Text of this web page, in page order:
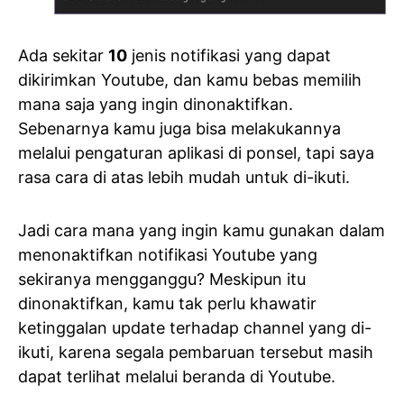
Ada sekitar 10 jenis notifikasi yang dapat
dikirimkan Youtube, dan kamu bebas memilih
mana saja yang ingin dinonaktifkan.
Sebenarnya kamu juga bisa melakukannya
melalui pengaturan aplikasi di ponsel, tapi saya
rasa cara di atas lebih mudah untuk di-ikuti.
Jadi cara mana yang ingin kamu gunakan dalam
menonaktifkan notifikasi Youtube yang
sekiranya mengganggu? Meskipun itu
dinonaktifkan, kamu tak perlu khawatir
ketinggalan update terhadap channel yang di-
ikuti, karena segala pembaruan tersebut masih
dapat terlihat melalui beranda di Youtube.